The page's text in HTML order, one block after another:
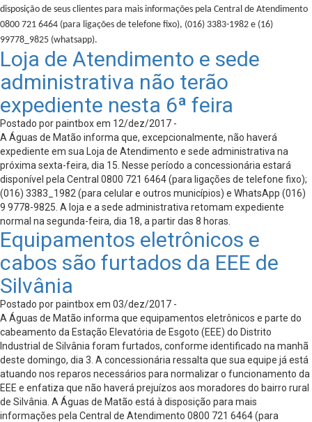
disposição de seus clientes para mais informações pela Central de Atendimento
0800 721 6464 (para ligações de telefone fixo), (016) 3383-1982 e (16)
99778_9825 (whatsapp).
Loja de Atendimento e sede
administrativa não terão
expediente nesta 6ª feira
Postado por paintbox em 12/dez/2017 -
A Águas de Matão informa que, excepcionalmente, não haverá
expediente em sua Loja de Atendimento e sede administrativa na
próxima sexta-feira, dia 15. Nesse período a concessionária estará
disponível pela Central 0800 721 6464 (para ligações de telefone fixo);
(016) 3383_1982 (para celular e outros municípios) e WhatsApp (016)
9 9778-9825. A loja e a sede administrativa retomam expediente
normal na segunda-feira, dia 18, a partir das 8 horas.
Equipamentos eletrônicos e
cabos são furtados da EEE de
Silvânia
Postado por paintbox em 03/dez/2017 -
A Águas de Matão informa que equipamentos eletrônicos e parte do
cabeamento da Estação Elevatória de Esgoto (EEE) do Distrito
Industrial de Silvânia foram furtados, conforme identificado na manhã
deste domingo, dia 3. A concessionária ressalta que sua equipe já está
atuando nos reparos necessários para normalizar o funcionamento da
EEE e enfatiza que não haverá prejuízos aos moradores do bairro rural
de Silvânia. A Águas de Matão está à disposição para mais
informações pela Central de Atendimento 0800 721 6464 (para